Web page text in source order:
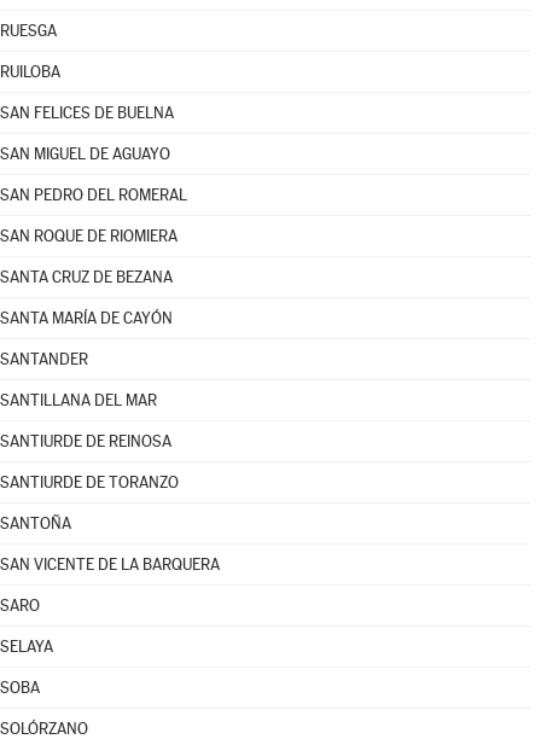
RUESGA
RUILOBA
SAN FELICES DE BUELNA
SAN MIGUEL DE AGUAYO
SAN PEDRO DEL ROMERAL
SAN ROQUE DE RIOMIERA
SANTA CRUZ DE BEZANA
SANTA MARÍA DE CAYÓN
SANTANDER
SANTILLANA DEL MAR
SANTIURDE DE REINOSA
SANTIURDE DE TORANZO
SANTOÑA
SAN VICENTE DE LA BARQUERA
SARO
SELAYA
SOBA
SOLÓRZANO